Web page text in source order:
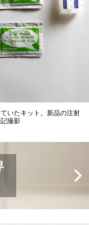
いたキット。新品の注射
撮影